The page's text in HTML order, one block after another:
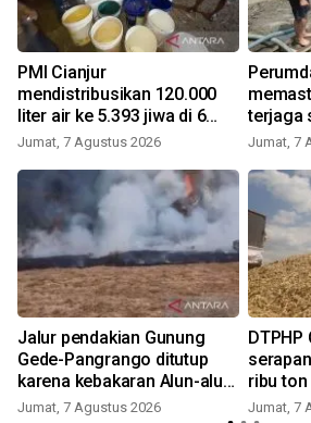
PMI Cianjur
mendistribusikan 120.000
liter air ke 5.393 jiwa di 6
kecamatan
Jumat, 7 Agustus 2026
terjaga
Jumat, 7
Jalur pendakian Gunung
Gede-Pangrango ditutup
karena kebakaran Alun-alun
Suryakancana
Jumat, 7 Agustus 2026
ribu ton
Jumat, 7